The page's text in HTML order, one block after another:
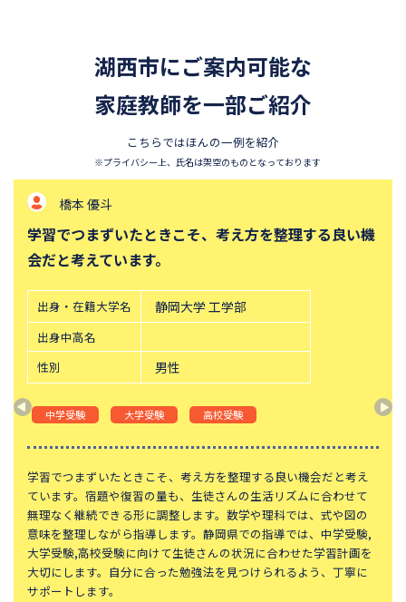
北嶺中学校
白百合学園中学校
サレジオ学院中学校
東邦大学付属東邦中学校
東京農業大学第一高等学校中
立教新座中学校
桐朋中学校
東京都市大学付属中学校
三田国際科学学園中学校
青山学院中等部
帝塚山中学校
中央大学附属横浜中学校
六甲学院中学校
青山学院横浜英和中学校
東山中学校
山手学院中学校
函館ラ・サール中学校
城北中学校
神奈川大学附属中学校
大宮開成中学校
法政大学第二中学校
品川女子学院中等部
東京都立桜修館中等教育学校
学習院中等科
頌栄女子学院中学校
田園調布学園中等部
江戸川学園取手中学校
山脇学園中学校
恵泉女学園中学校
千代田区立九段中等教育学校
大妻中学校
湖西市にご案内可能な
家庭教師を一部ご紹介
こちらではほんの一例を紹介
※プライバシー上、氏名は架空のものとなっております
橋本 優斗
学習でつまずいたときこそ、考え方を整理する良い機
会だと考えています。
出身・在籍大学名 静岡大学 工学部
出身中高名
性別
男性
中学受験 大学受験 高校受験
学習でつまずいたときこそ、考え方を整理する良い機会だと考え
ています。宿題や復習の量も、生徒さんの生活リズムに合わせて
無理なく継続できる形に調整します。数学や理科では、式や図の
意味を整理しながら指導します。静岡県での指導では、中学受験,
大学受験,高校受験に向けて生徒さんの状況に合わせた学習計画を
大切にします。自分に合った勉強法を見つけられるよう、丁寧に
サポートします。